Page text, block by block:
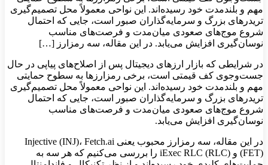
مهم و بلندمدت خود رسیده‌اند. این نواحی معمولاً محل تصمیم‌گیری
تریدرهای بزرگ و سرمایه‌گذاران صبور است، جایی که احتمال
شروع موج‌های صعودی میان‌مدت و فرصت‌های مناسب
نوسان‌گیری افزایش می‌یابد. در این مقاله، سه رمزارز […]
در شرایطی که بازار ارزهای دیجیتال پس از اصلاح‌های پیاپی در حال
جست‌وجوی کف قیمتی است، برخی رمزارزها به سطوح حمایتی
مهم و بلندمدت خود رسیده‌اند. این نواحی معمولاً محل تصمیم‌گیری
تریدرهای بزرگ و سرمایه‌گذاران صبور است، جایی که احتمال
شروع موج‌های صعودی میان‌مدت و فرصت‌های مناسب
نوسان‌گیری افزایش می‌یابد.
در این مقاله، سه رمزارز محبوب یعنی Injective (INJ)، Fetch.ai
(FET) و iExec RLC (RLC) را بررسی می‌کنیم که هر سه به